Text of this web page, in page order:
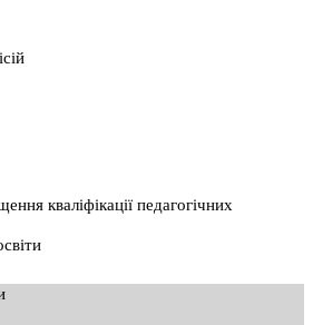
кваліфікації педагогічних